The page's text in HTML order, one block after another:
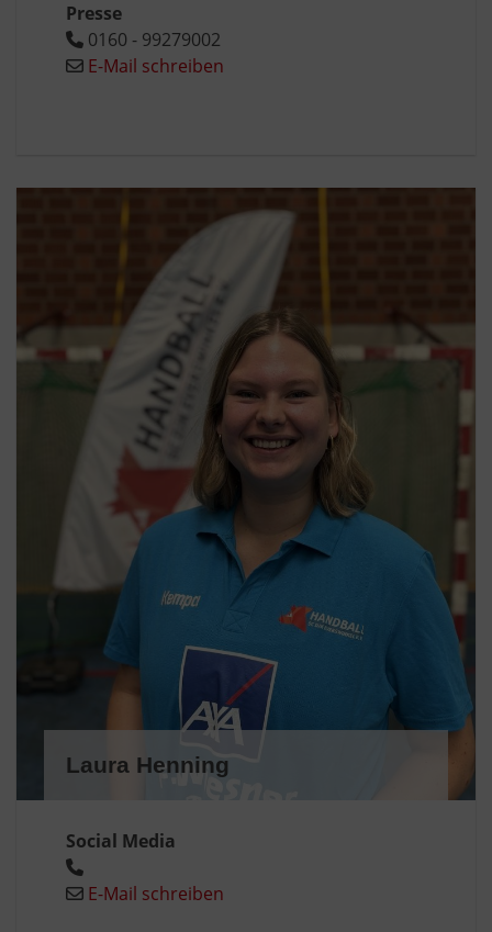
Presse
0160 - 99279002
E-Mail schreiben
Laura Henning
Social Media
E-Mail schreiben